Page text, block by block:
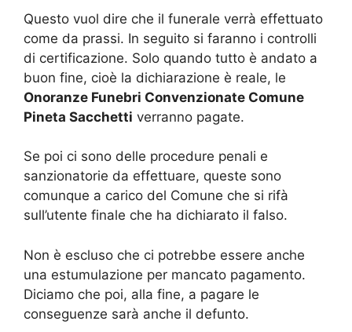
Questo vuol dire che il funerale verrà effettuato
come da prassi. In seguito si faranno i controlli
di certificazione. Solo quando tutto è andato a
buon fine, cioè la dichiarazione è reale, le
Onoranze Funebri Convenzionate Comune
Pineta Sacchetti verranno pagate.
Se poi ci sono delle procedure penali e
sanzionatorie da effettuare, queste sono
comunque a carico del Comune che si rifà
sull’utente finale che ha dichiarato il falso.
Non è escluso che ci potrebbe essere anche
una estumulazione per mancato pagamento.
Diciamo che poi, alla fine, a pagare le
conseguenze sarà anche il defunto.